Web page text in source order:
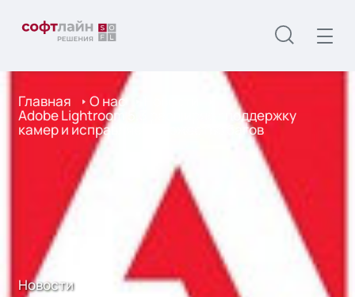
Главная О нас
Adobe Lightroom 5.3 расширяет поддержку
камер и исправляет множество багов
Новости